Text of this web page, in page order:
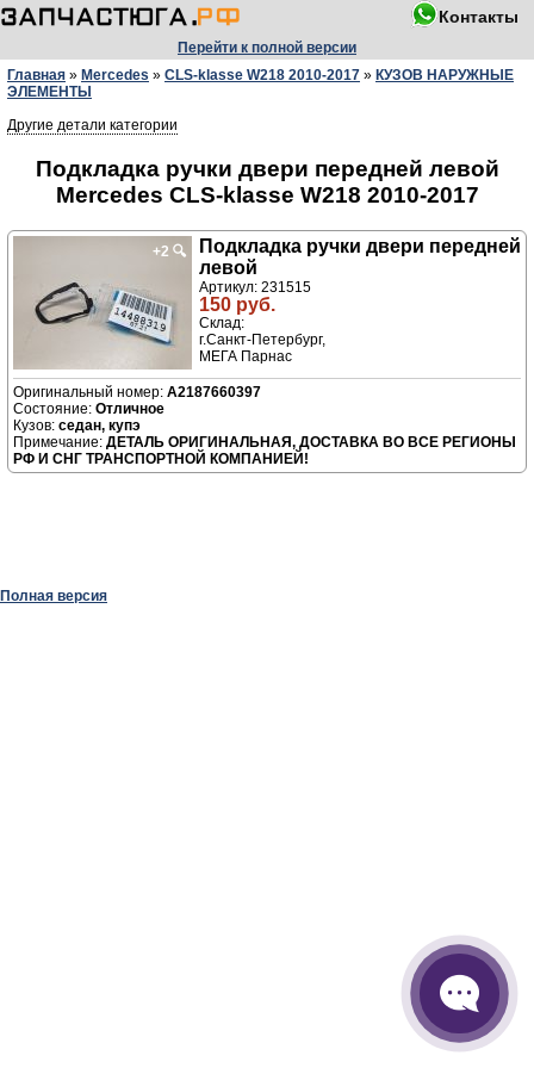
Контакты
Перейти к полной версии
Главная » Mercedes » CLS-klasse W218 2010-2017 » КУЗОВ НАРУЖНЫЕ
ЭЛЕМЕНТЫ
Другие детали категории
Подкладка ручки двери передней левой
Mercedes CLS-klasse W218 2010-2017
+2 🔍
Подкладка ручки двери передней
левой
Артикул: 231515
150 руб.
Склад:
г.Санкт-Петербург,
МЕГА Парнас
A2187660397
Отличное
седан, купэ
ДЕТАЛЬ ОРИГИНАЛЬНАЯ, ДОСТАВКА ВО ВСЕ РЕГИОНЫ
РФ И СНГ ТРАНСПОРТНОЙ КОМПАНИЕЙ!
Полная версия